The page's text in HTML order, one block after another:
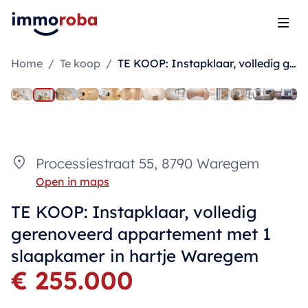
Home / Te koop / TE KOOP: Instapklaar, volledig gerenoveerd appartement met 1 slaapkamer in hartje Waregem
Processiestraat 55, 8790 Waregem
Open in maps
TE KOOP: Instapklaar, volledig
gerenoveerd appartement met 1
slaapkamer in hartje Waregem
€ 255.000